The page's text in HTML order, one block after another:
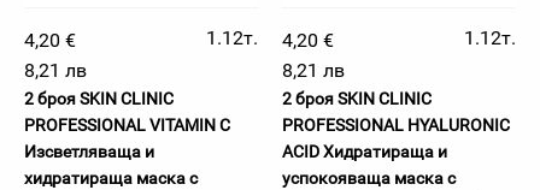
4,20 €
1.12т.
8,21 лв
2 броя SKIN CLINIC
PROFESSIONAL VITAMIN C
Изсветляваща и
хидратираща маска с
4,20 €
1.12т.
8,21 лв
2 броя SKIN CLINIC
PROFESSIONAL HYALURONIC
ACID Хидратираща и
успокояваща маска с